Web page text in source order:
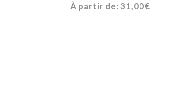
À partir de: 31,00€